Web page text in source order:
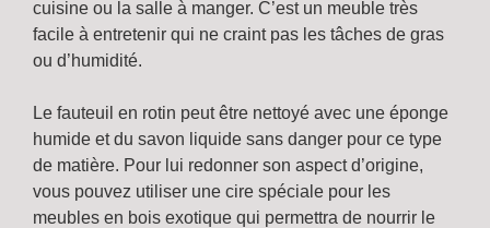
cuisine ou la salle à manger. C’est un meuble très
facile à entretenir qui ne craint pas les tâches de gras
ou d’humidité.
Le fauteuil en rotin peut être nettoyé avec une éponge
humide et du savon liquide sans danger pour ce type
de matière. Pour lui redonner son aspect d’origine,
vous pouvez utiliser une cire spéciale pour les
meubles en bois exotique qui permettra de nourrir le